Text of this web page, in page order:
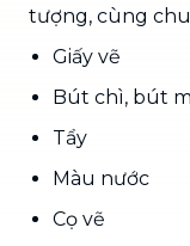
tượng, cùng
Giấy vẽ
Bút chì, bút
Tẩy
Màu nước
Cọ vẽ